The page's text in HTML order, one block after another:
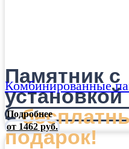
Памятник с
–
подарок!
Комбинированные
Подробнее
от 1462 руб.